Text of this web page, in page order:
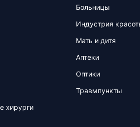
хирурги
Больницы
Индустрия
Мать и дитя
Аптеки
Оптики
Травмпункты